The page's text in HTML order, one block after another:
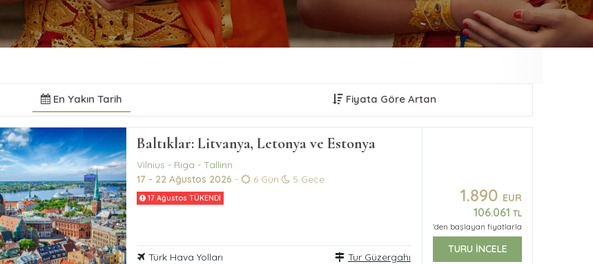
En Yakın Tarih Fiyata Göre Artan
Baltıklar: Litvanya, Letonya ve Estonya
Vilnius - Riga - Tallinn
17 - 22 Ağustos 2026 - 6 Gün 5 Gece
17 Ağustos TÜKENDİ
Türk Hava Yolları Tur Güzergahı
1.890 EUR
106.061 TL
'den başlayan fiyatlarla
TURU İNCELE